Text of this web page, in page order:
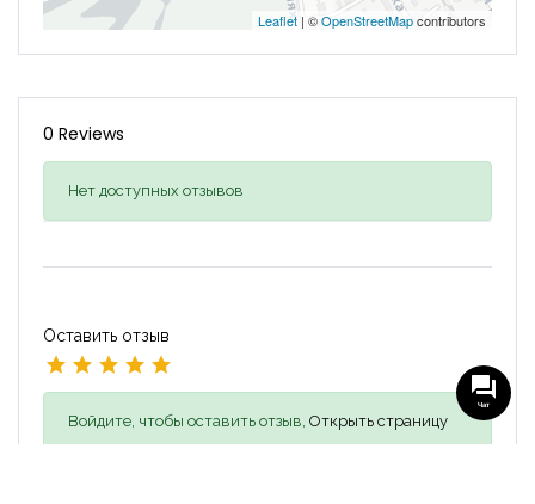
Leaflet | ©OpenStreetMapcontributors
0 Reviews
Нет доступных отзывов
Оставить отзыв
Войдите, чтобы оставить отзыв, Открыть страницу
входа
Чат